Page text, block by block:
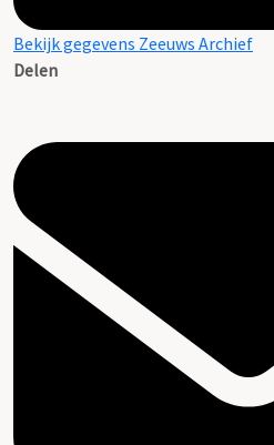
Bekijk gegevens Zeeuws Archief
Delen